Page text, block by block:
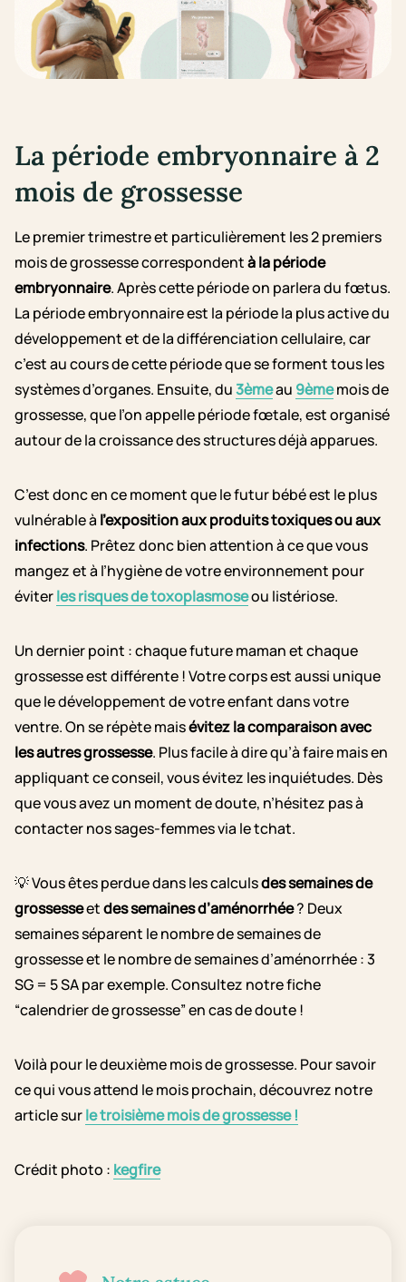
La période embryonnaire à 2
mois de grossesse
Le premier trimestre et particulièrement les 2 premiers
mois de grossesse correspondentà la période
embryonnaire. Après cette période on parlera du fœtus.
La période embryonnaire est la période la plus active du
développement et de la différenciation cellulaire, car
c’est au cours de cette période que se forment tous les
systèmes d’organes. Ensuite, du3èmeau 9èmemois de
grossesse, que l’on appelle période fœtale, est organisé
autour de la croissance des structures déjà apparues.
C’est donc en ce moment que le futur bébé est le plus
vulnérable à l’exposition aux produits toxiques ou aux
infections. Prêtez donc bien attention à ce que vous
mangez et à l’hygiène de votre environnement pour
éviterles risques de toxoplasmoseou listériose.
Un dernier point : chaque future maman et chaque
grossesse est différente ! Votre corps est aussi unique
que le développement de votre enfant dans votre
ventre. On se répète maisévitez la comparaison avec
les autres grossesse. Plus facile à dire qu’à faire mais en
appliquant ce conseil, vous évitez les inquiétudes. Dès
que vous avez un moment de doute, n’hésitez pas à
contacter nos sages-femmes via le tchat.
💡 Vous êtes perdue dans les calculsdes semaines de
grossesseetdes semaines d’aménorrhée? Deux
semaines séparent le nombre de semaines de
grossesse et le nombre de semaines d’aménorrhée : 3
SG = 5 SA par exemple. Consultez notre fiche
“calendrier de grossesse” en cas de doute !
Voilà pour le deuxième mois de grossesse. Pour savoir
ce qui vous attend le mois prochain, découvrez notre
article surle troisième mois de grossesse !
Crédit photo : kegfire